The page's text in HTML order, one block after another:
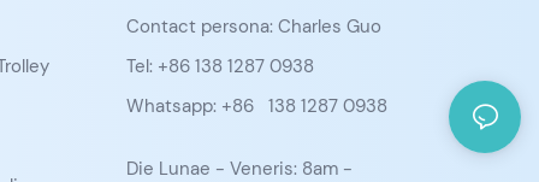
Contact persona: Charles Guo
Tel: +86 138 1287 0938
Whatsapp: +86 138 1287 0938
Die Lunae - Veneris: 8am -